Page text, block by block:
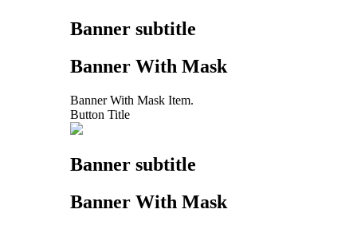
Banner subtitle
Banner With Mask
Banner With Mask Item.
Button Title
Banner subtitle
Banner With Mask